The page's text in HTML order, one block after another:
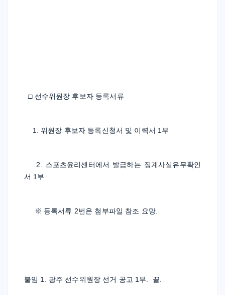
□ 선수위원장 후보자 등록서류
1. 위원장 후보자 등록신청서 및 이력서 1부
2. 스포츠윤리센터에서 발급하는 징계사실유무확인
서 1부
※ 등록서류 2번은 첨부파일 참조 요망.
붙임 1. 광주 선수위원장 선거 공고 1부.  끝.